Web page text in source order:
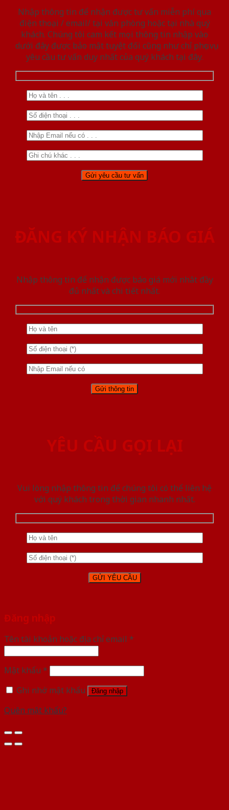
Nhập thông tin để nhận được tư vấn miễn phí qua
điện thoại / email/ tại văn phòng hoặc tại nhà quý
khách. Chúng tôi cam kết mọi thông tin nhập vào
dưới đây được bảo mật tuyệt đối cũng như chỉ phục vụ
yêu cầu tư vấn duy nhất của quý khách tại đây.
ĐĂNG KÝ NHẬN BÁO GIÁ
Nhập thông tin để nhận được báo giá mới nhât đầy
đủ nhất và chi tiết nhất.
YÊU CẦU GỌI LẠI
Vui lòng nhập thông tin để chúng tôi có thể liên hệ
với quý khách trong thời gian nhanh nhất.
Đăng nhập
Tên tài khoản hoặc địa chỉ email *
Mật khẩu *
Ghi nhớ mật khẩu
Đăng nhập
Quên mật khẩu?